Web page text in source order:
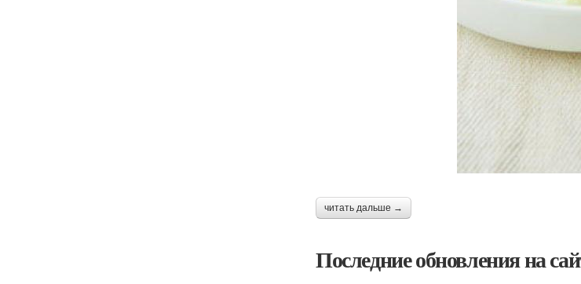
читать дальше →
Последние обновления на